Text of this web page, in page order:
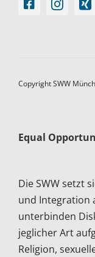
Copyright SWW
Equal
Die SWW setzt
und Integration
unterbinden
jeglicher Art
Religion,